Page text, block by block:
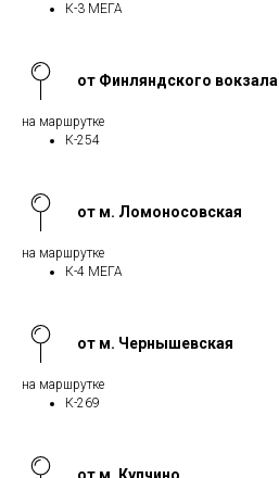
К-3 МЕГА
от Финляндского вокзала
на маршрутке
К-254
от м. Ломоносовская
на маршрутке
К-4 МЕГА
от м. Чернышевская
на маршрутке
К-269